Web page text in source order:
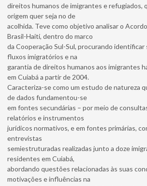
direitos humanos de imigrantes e refugiados,
origem quer seja no de
acolhida. Teve como objetivo analisar o
Brasil-Haiti, dentro do marco
da Cooperação Sul-Sul, procurando identificar
fluxos imigratórios e na
garantia de direitos humanos aos imigrantes
em Cuiabá a partir de 2004.
Caracteriza-se como um estudo de natureza
de dados fundamentou-se
em fontes secundárias – por meio de
relatórios e instrumentos
jurídicos normativos, e em fontes primárias,
entrevistas
semiestruturadas realizadas junto a doze
residentes em Cuiabá,
abordando questões relacionadas às suas
motivações e influências na